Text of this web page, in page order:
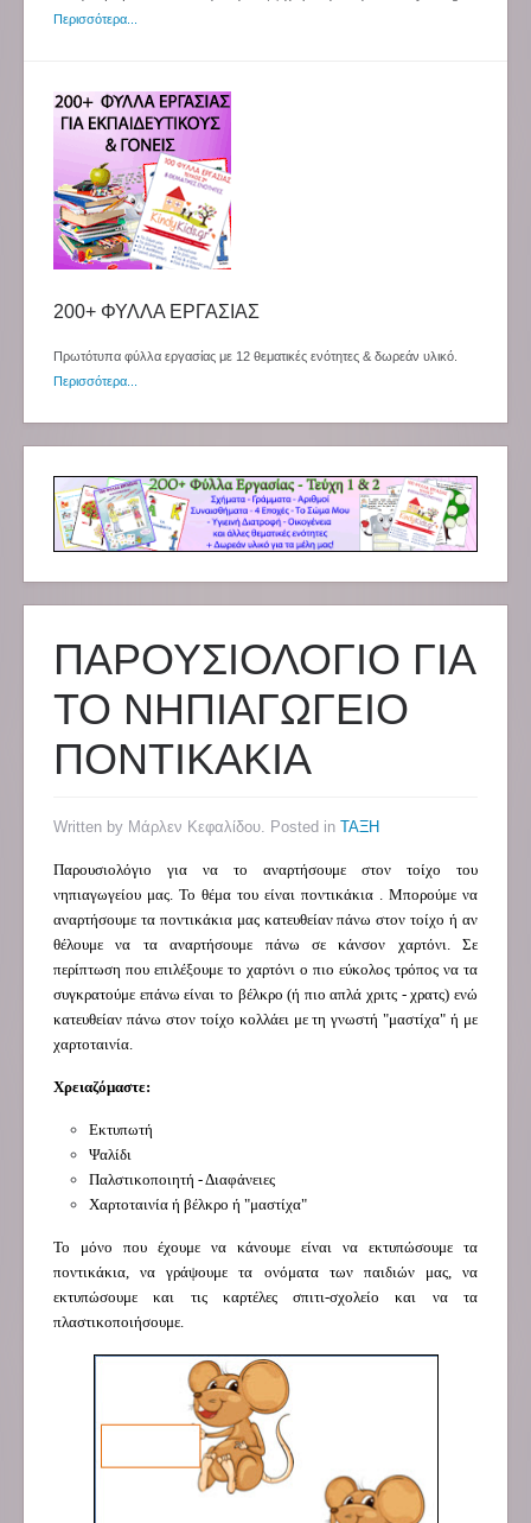
Περισσότερα...
200+ ΦΥΛΛΑ ΕΡΓΑΣΙΑΣ
Πρωτότυπα φύλλα εργασίας με 12 θεματικές ενότητες & δωρεάν υλικό.
Περισσότερα...
ΠΑΡΟΥΣΙΟΛΟΓΙΟ ΓΙΑ
ΤΟ ΝΗΠΙΑΓΩΓΕΙΟ
ΠΟΝΤΙΚΑΚΙΑ
Written by Μάρλεν Κεφαλίδου. Posted in ΤΑΞΗ
Παρουσιολόγιο για να το αναρτήσουμε στον τοίχο του
νηπιαγωγείου μας. Το θέμα του είναι ποντικάκια . Μπορούμε να
αναρτήσουμε τα ποντικάκια μας κατευθείαν πάνω στον τοίχο ή αν
θέλουμε να τα αναρτήσουμε πάνω σε κάνσον χαρτόνι. Σε
περίπτωση που επιλέξουμε το χαρτόνι ο πιο εύκολος τρόπος να τα
συγκρατούμε επάνω είναι το βέλκρο (ή πιο απλά χριτς - χρατς) ενώ
κατευθείαν πάνω στον τοίχο κολλάει με τη γνωστή "μαστίχα" ή με
χαρτοταινία.
Χρειαζόμαστε:
Εκτυπωτή
Ψαλίδι
Παλστικοποιητή - Διαφάνειες
Χαρτοταινία ή βέλκρο ή "μαστίχα"
Το μόνο που έχουμε να κάνουμε είναι να εκτυπώσουμε τα
ποντικάκια, να γράψουμε τα ονόματα των παιδιών μας, να
εκτυπώσουμε και τις καρτέλες σπιτι-σχολείο και να τα
πλαστικοποιήσουμε.